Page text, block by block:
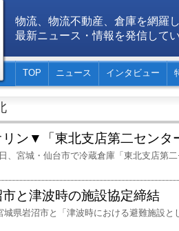
物流、物流不動産、倉庫を網羅
最新ニュース・情報を発信してい
TOP ニュース インタビュー
リン▼「東北支店第二センタ
、宮城・仙台市で冷蔵倉庫「東北支店第
と津波時の施設協定締結
城県岩沼市と「津波時における避難施設